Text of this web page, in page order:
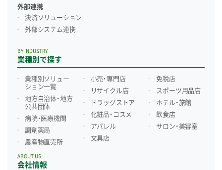
外部連携
決済ソリューション
外部システム連携
業種別で探す
BY INDUSTRY
業種別ソリュー
ション一覧
地方自治体・地方
公共団体
病院・医療機関
調剤薬局
農産物直売所
小売・専門店
リサイクル店
ドラッグストア
化粧品・コスメ
アパレル
文具店
免税店
スポーツ用品店
ホテル・旅館
飲食店
サロン・美容室
会社情報
ABOUT US